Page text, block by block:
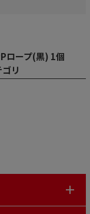
ロープ(黒) 1個
リ